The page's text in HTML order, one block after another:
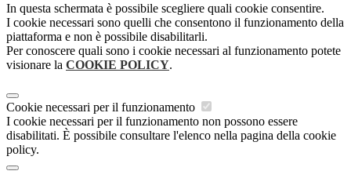
In questa schermata è possibile scegliere quali cookie consentire.
I cookie necessari sono quelli che consentono il funzionamento della
piattaforma e non è possibile disabilitarli.
Per conoscere quali sono i cookie necessari al funzionamento potete
visionare la COOKIE POLICY.
Cookie necessari per il funzionamento
I cookie necessari per il funzionamento non possono essere
disabilitati. È possibile consultare l'elenco nella pagina della cookie
policy.